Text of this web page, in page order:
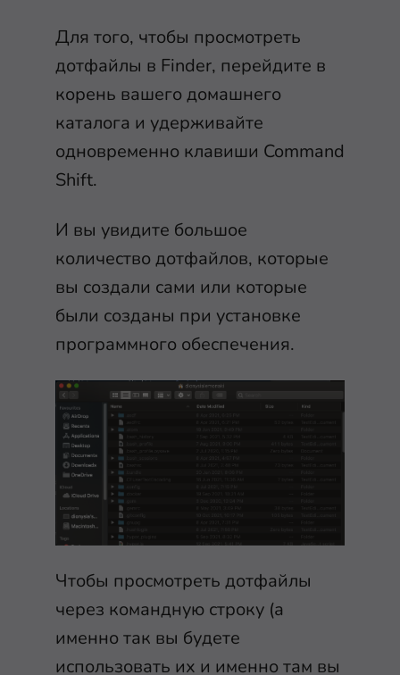
Для того, чтобы просмотреть
дотфайлы в Finder, перейдите в
корень вашего домашнего
каталога и удерживайте
одновременно клавиши Command
Shift.
И вы увидите большое
количество дотфайлов, которые
вы создали сами или которые
были созданы при установке
программного обеспечения.
Чтобы просмотреть дотфайлы
через командную строку (а
именно так вы будете
использовать их и именно там вы